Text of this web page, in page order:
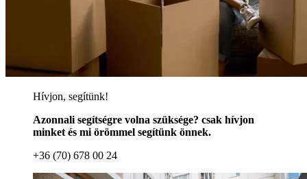
Hívjon, segítünk!
Azonnali segítségre volna szüksége? csak hívjon
minket és mi örömmel segítünk önnek.
+36 (70) 678 00 24